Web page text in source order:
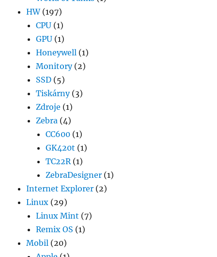
HW(197)
CPU (1)
GPU (1)
Honeywell (1)
Monitory(2)
SSD (5)
Tiskárny(3)
Zdroje (1)
Zebra (4)
CC600 (1)
GK420t (1)
TC22R(1)
ZebraDesigner (1)
Internet Explorer (2)
Linux (29)
Linux Mint (7)
Remix OS (1)
Mobil (20)